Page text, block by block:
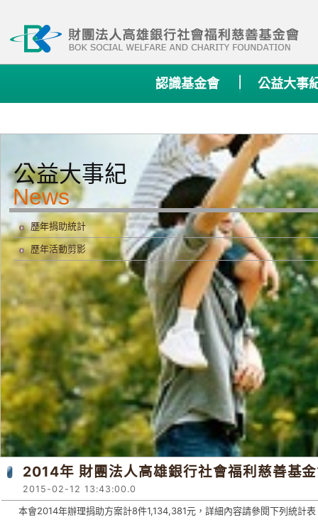
認識基金會 公益大事
公益大事紀
歷年捐助統計
歷年活動剪影
2014年 財團法人高雄銀行社會福利慈善基
2015-02-12 13:43:00.0
本會2014年辦理捐助方案計8件1,134,381元，詳細內容請參閱下列統計表